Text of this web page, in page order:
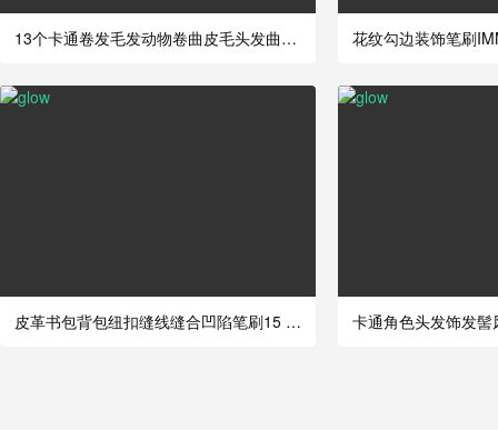
13个卡通卷发毛发动物卷曲皮毛头发曲线雕刻
皮革书包背包纽扣缝线缝合凹陷笔刷15 Fabri